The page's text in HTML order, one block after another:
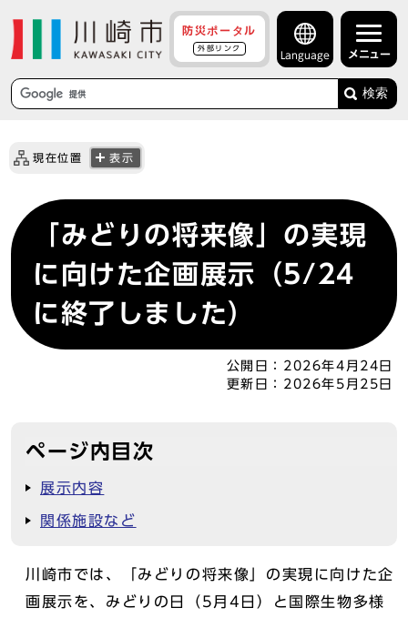
防災ポータル
外部リンク
Language メニュー
検索
現在位置 表示
「みどりの将来像」の実現
に向けた企画展示（5/24
に終了しました）
公開日： 2026年4月24日
更新日： 2026年5月25日
ページ内目次
展示内容
関係施設など
川崎市では、「みどりの将来像」の実現に向けた企
画展示を、みどりの日（5月4日）と国際生物多様